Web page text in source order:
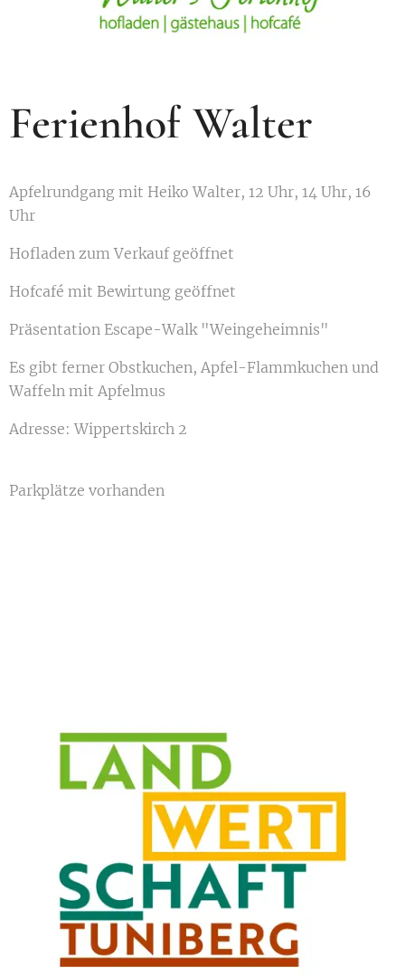
Ferienhof Walter
Apfelrundgang mit Heiko Walter, 12 Uhr, 14 Uhr, 16
Uhr
Hofladen zum Verkauf geöffnet
Hofcafé mit Bewirtung geöffnet
Präsentation Escape-Walk "Weingeheimnis"
Es gibt ferner Obstkuchen, Apfel-Flammkuchen und
Waffeln mit Apfelmus
Adresse: Wippertskirch 2
Parkplätze vorhanden